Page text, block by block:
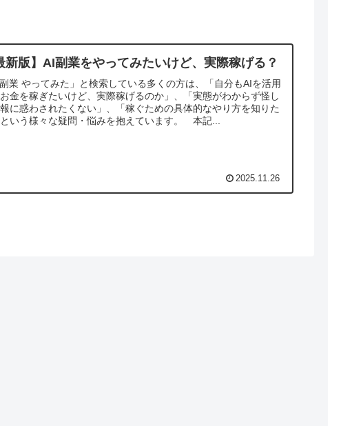
新版】AI副業をやってみたいけど、実際稼げる？
業 やってみた」と検索している多くの方は、「自分もAIを活用
金を稼ぎたいけど、実際稼げるのか」、「実態がわからず怪し
に惑わされたくない」、「稼ぐための具体的なやり方を知りた
いう様々な疑問・悩みを抱えています。 本記...
2025.11.26